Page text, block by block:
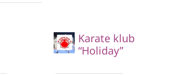
Karate klub
“Holiday”